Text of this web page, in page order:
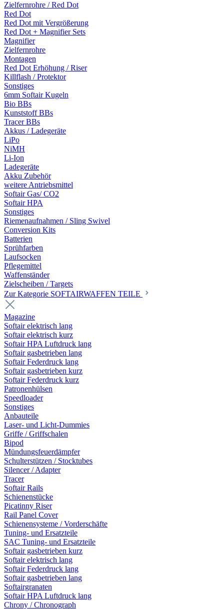
Zielfernrohre / Red Dot
Red Dot
Red Dot mit Vergrößerung
Red Dot + Magnifier Sets
Magnifier
Zielfernrohre
Montagen
Red Dot Erhöhung / Riser
Killflash / Protektor
Sonstiges
6mm Softair Kugeln
Bio BBs
Kunststoff BBs
Tracer BBs
Akkus / Ladegeräte
LiPo
NiMH
Li-Ion
Ladegeräte
Akku Zubehör
weitere Antriebsmittel
Softair Gas/ CO2
Softair HPA
Sonstiges
Riemenaufnahmen / Sling Swivel
Conversion Kits
Batterien
Sprühfarben
Laufsocken
Pflegemittel
Waffenständer
Zielscheiben / Targets
Zur Kategorie SOFTAIRWAFFEN TEILE
Magazine
Softair elektrisch lang
Softair elektrisch kurz
Softair HPA Luftdruck lang
Softair gasbetrieben lang
Softair Federdruck lang
Softair gasbetrieben kurz
Softair Federdruck kurz
Patronenhülsen
Speedloader
Sonstiges
Anbauteile
Laser- und Licht-Dummies
Griffe / Griffschalen
Bipod
Mündungsfeuerdämpfer
Schulterstützen / Stocktubes
Silencer / Adapter
Tracer
Softair Rails
Schienenstücke
Picatinny Riser
Rail Panel Cover
Schienensysteme / Vorderschäfte
Tuning- und Ersatzteile
SAC Tuning- und Ersatzteile
Softair gasbetrieben kurz
Softair elektrisch lang
Softair Federdruck lang
Softair gasbetrieben lang
Softairgranaten
Softair HPA Luftdruck lang
Chrony / Chronograph